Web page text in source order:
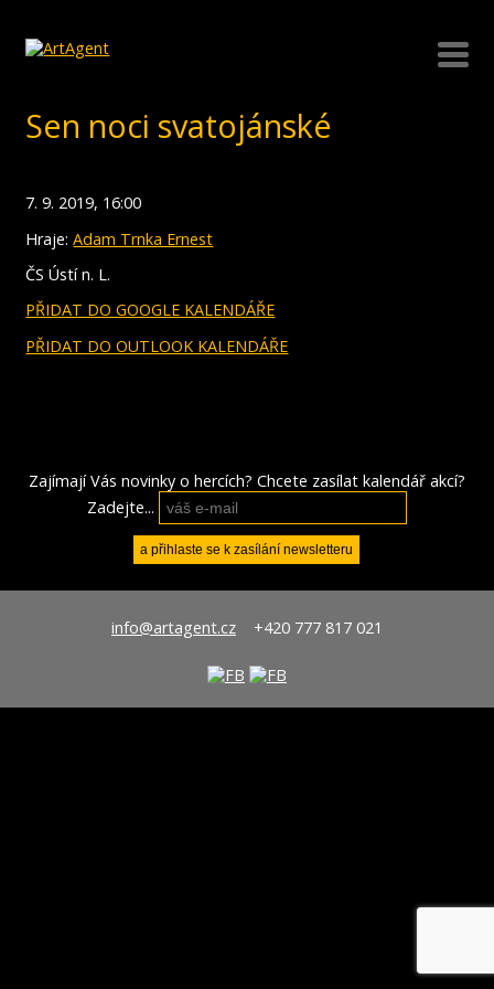
Sen noci svatojánské
7. 9. 2019, 16:00
Hraje:Adam Trnka Ernest
ČS Ústí n. L.
PŘIDAT DO GOOGLE KALENDÁŘE
PŘIDAT DO OUTLOOK KALENDÁŘE
Zajímají Vás novinky o hercích? Chcete zasílat kalendář akcí?
Zadejte...
info@artagent.cz+420 777 817 021